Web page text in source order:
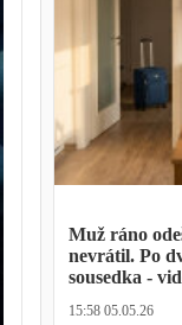
Muž ráno
nevrátil. Po
sousedka -
týden
15:58 05.05.26